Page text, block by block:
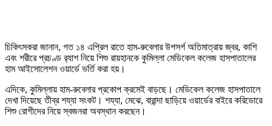
চিকিৎসকরা জানান, গত ১৪ এপ্রিল রাতে হাম-রুবেলার উপসর্গ অতিমাত্রায় জ্বর, কাশি
এবং শরীরে প্রচণ্ড র‍্যাশ নিয়ে শিশু রায়হানকে কুমিল্লা মেডিকেল কলেজ হাসপাতালের
হাম আইসোলেশন ওয়ার্ডে ভর্তি করা হয়।
এদিকে, কুমিল্লায় হাম-রুবেলার প্রকোপ ক্রমেই বাড়ছে। মেডিকেল কলেজ হাসপাতালে
দেখা দিয়েছে তীব্র শয্যা সংকট। শয্যা, মেঝে, বারান্দা ছাড়িয়ে ওয়ার্ডের বাইরে করিডোরে
শিশু রোগীদের নিয়ে স্বজনরা অবস্থান করছেন।